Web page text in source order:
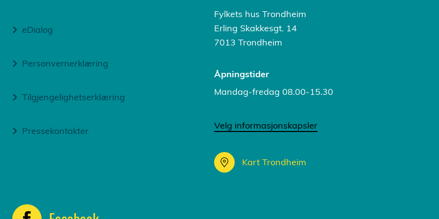
eDialog
Personvernerklæring
Tilgjengelighetserklæring
Pressekontakter
Fylkets hus Trondheim
Erling Skakkesgt. 14
7013 Trondheim
Åpningstider
Mandag-fredag 08.00-15.30
Velg informasjonskapsler
Kart Trondheim